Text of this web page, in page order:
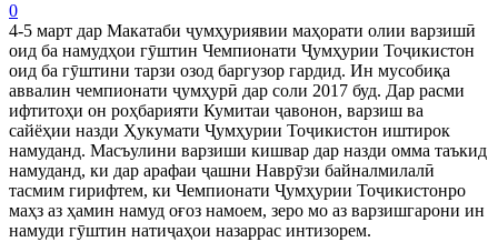
0
4-5 март дар Макатаби ҷумҳуриявии маҳорати олии варзишӣ
оид ба намудҳои гӯштин Чемпионати Ҷумҳурии Тоҷикистон
оид ба гӯштини тарзи озод баргузор гардид. Ин мусобиқа
аввалин чемпионати ҷумҳурӣ дар соли 2017 буд. Дар расми
ифтитоҳи он роҳбарияти Кумитаи ҷавонон, варзиш ва
сайёҳии назди Ҳукумати Ҷумҳурии Тоҷикистон иштирок
намуданд. Масъулини варзиши кишвар дар назди омма таъкид
намуданд, ки дар арафаи ҷашни Наврӯзи байналмилалӣ
тасмим гирифтем, ки Чемпионати Ҷумҳурии Тоҷикистонро
маҳз аз ҳамин намуд оғоз намоем, зеро мо аз варзишгарони ин
намуди гӯштин натиҷаҳои назаррас интизорем.